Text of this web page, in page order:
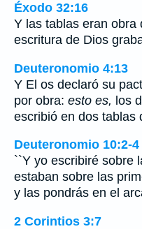
Éxodo 32:16
Y las tablas eran obra
escritura de Dios
Deuteronomio 4:13
Y El os declaró su
por obra: esto es, los
escribió en dos tablas
Deuteronomio 10:2-4
``Y yo escribiré sobre
estaban sobre las
y las pondrás en el
2 Corintios 3:7